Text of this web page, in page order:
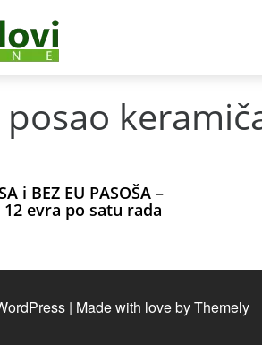
posao
i BEZ EU PASOŠA –
evra po satu rada
| Made with love byThemely